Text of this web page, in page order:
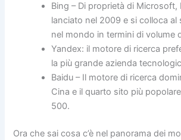
Bing – Di proprietà di Microsoft,
lanciato nel 2009 e si colloca
nel mondo in termini di volume
Yandex: il motore di ricerca
la più grande azienda
Baidu – Il motore di ricerca
Cina e il quarto sito più
500.
Ora che sai cosa c’è nel panorama dei